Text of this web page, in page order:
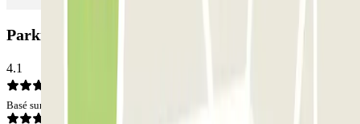
Parking Embajadores-Rastro: Avis
4.1
Basé sur 108 avis